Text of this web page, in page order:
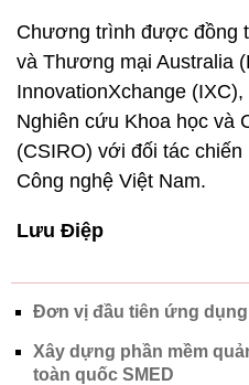
Chương trình được đồng
và Thương mại Australia
InnovationXchange
Nghiên cứu Khoa học và
(CSIRO) với đối tác
Công nghệ Việt Nam.
Lưu Điệp
Đơn vị đầu tiên ứng
Xây dựng phần mềm
toàn quốc SMED